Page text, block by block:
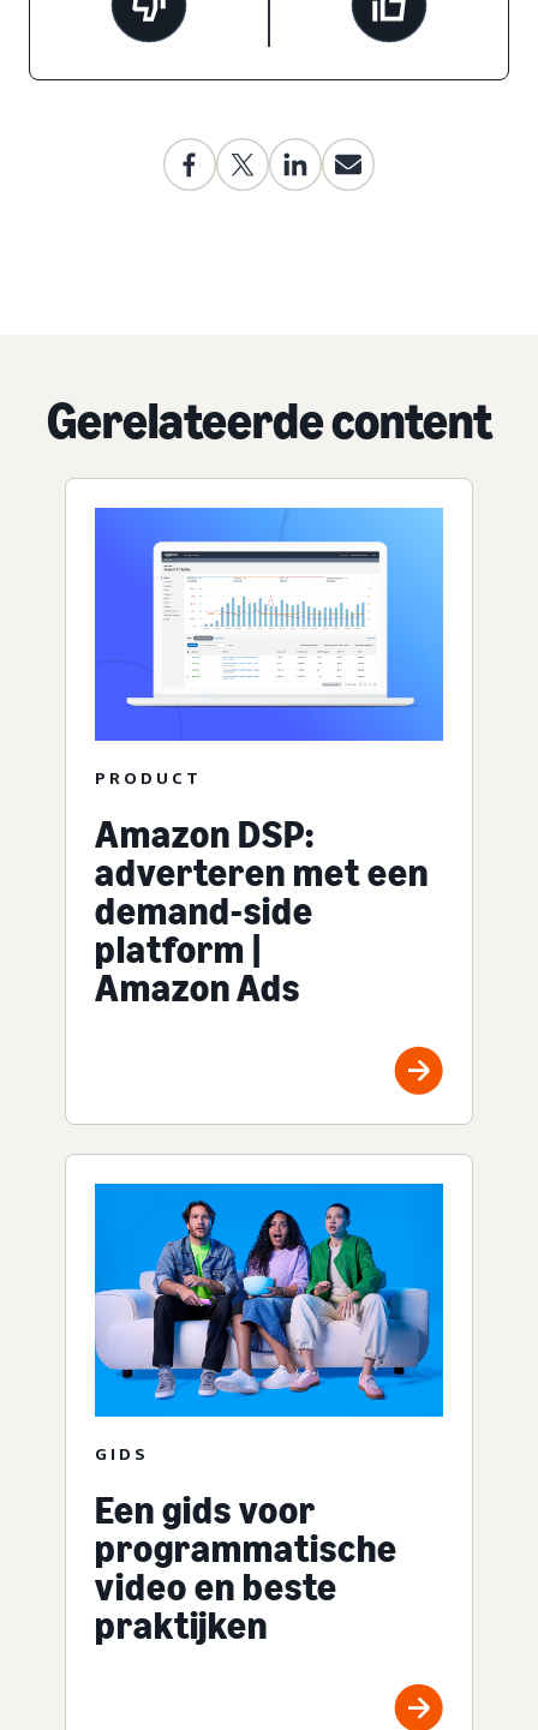
Gerelateerde content
PRODUCT
Amazon DSP:
adverteren met een
demand-side
platform |
Amazon Ads
GIDS
Een gids voor
programmatische
video en beste
praktijken